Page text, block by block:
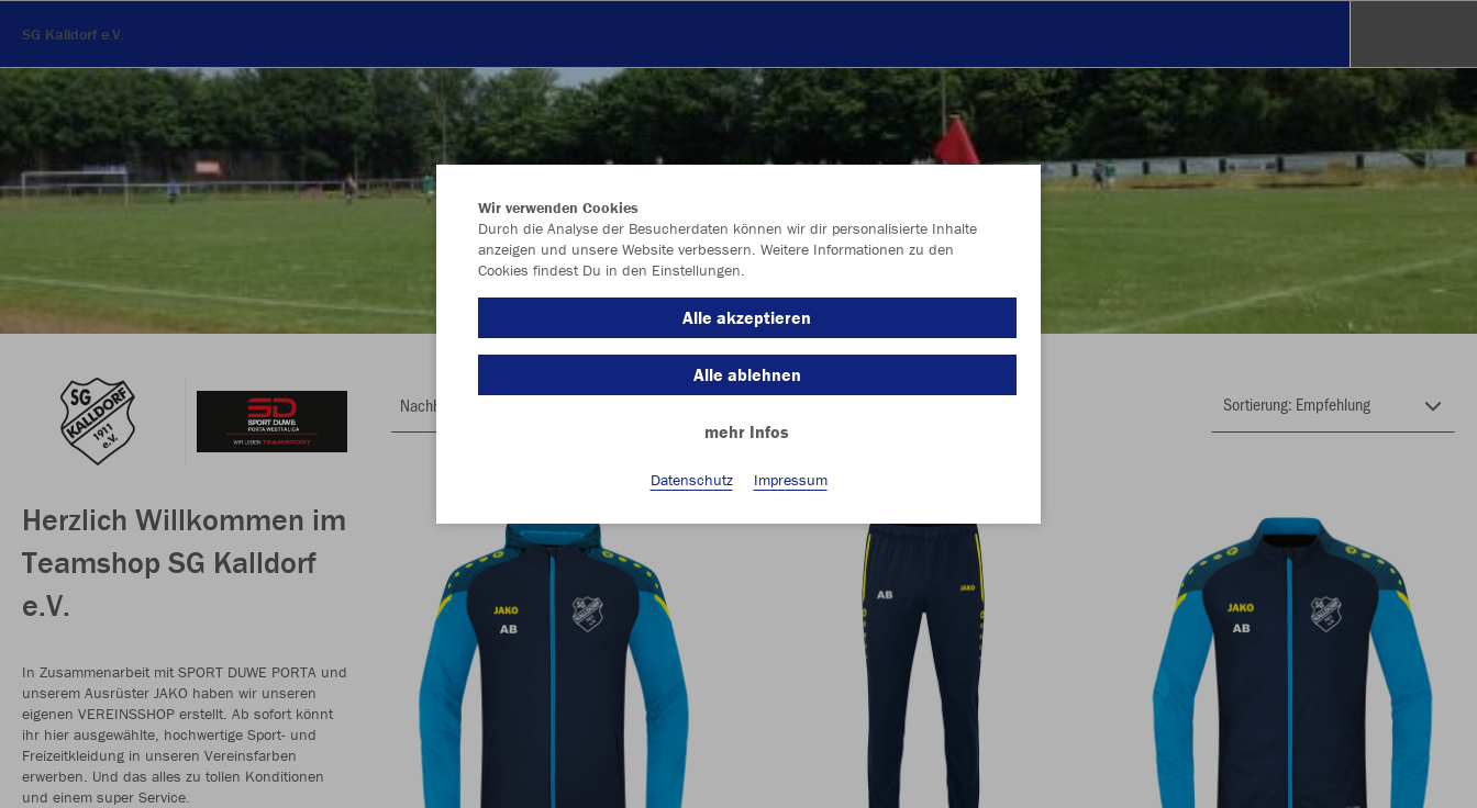
SG Kalldorf e.V.
Herzlich Willkommen im
Teamshop SG Kalldorf
e.V.
In Zusammenarbeit mit SPORT DUWE PORTA und
unserem Ausrüster JAKO haben wir unseren
eigenen VEREINSSHOP erstellt. Ab sofort könnt
ihr hier ausgewählte, hochwertige Sport- und
Freizeitkleidung in unseren Vereinsfarben
erwerben. Und das alles zu tollen Konditionen
und einem super Service.
Nachhaltig
Wir verwenden Cookies
Durch die Analyse der Besucherdaten können wir dir personalisierte Inhalte
anzeigen und unsere Website verbessern. Weitere Informationen zu den
Cookies findest Du in den Einstellungen.
Alle akzeptieren
Alle ablehnen
mehr Infos
Datenschutz Impressum